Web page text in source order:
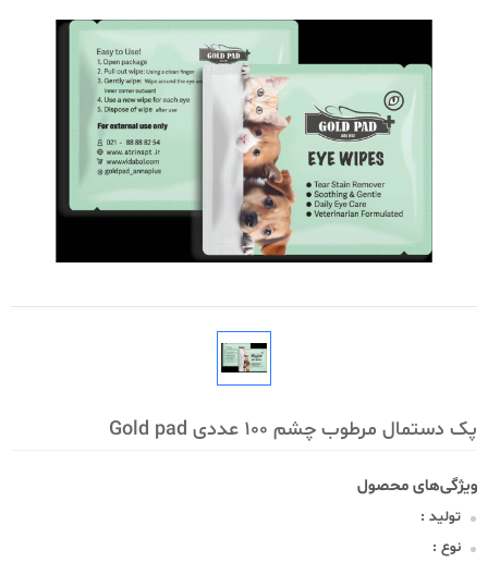
پک دستمال مرطوب چشم 100 عددی Gold pad
تولید :
نوع :